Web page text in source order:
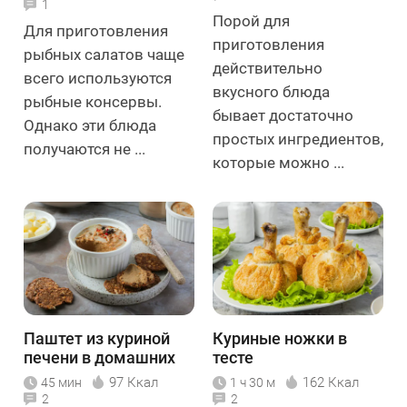
1
Для приготовления
рыбных салатов чаще
всего используются
рыбные консервы.
Однако эти блюда
получаются не ...
Порой для
приготовления
действительно
вкусного блюда
бывает достаточно
простых ингредиентов,
которые можно ...
Паштет из куриной
печени в домашних
условиях
45 мин 97 Ккал
2
Куриные ножки в
тесте
1 ч 30 м 162 Ккал
2